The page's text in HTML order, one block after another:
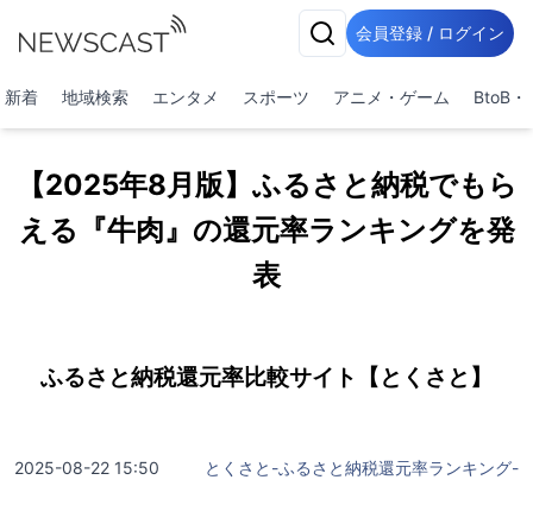
会員登録 / ログイン
新着 地域検索 エンタメ スポーツ アニメ・ゲーム BtoB・
【2025年8月版】ふるさと納税でもら
える『牛肉』の還元率ランキングを発
表
ふるさと納税還元率比較サイト【とくさと】
2025-08-22 15:50 とくさと-ふるさと納税還元率ランキング-